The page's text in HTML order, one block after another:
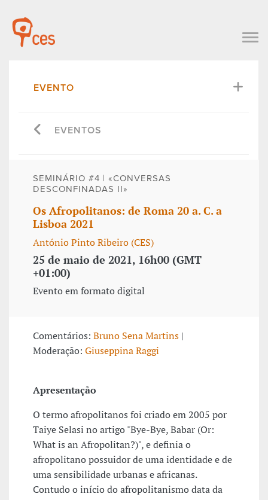
EVENTO
EVENTOS
SEMINÁRIO #4 | «CONVERSAS
DESCONFINADAS II»
Os Afropolitanos: de Roma 20 a. C. a
Lisboa 2021
António Pinto Ribeiro (CES)
25 de maio de 2021, 16h00 (GMT
+01:00)
Evento em formato digital
Comentários: Bruno Sena Martins |
Moderação: Giuseppina Raggi
Apresentação
O termo afropolitanos foi criado em 2005 por
Taiye Selasi no artigo "Bye-Bye, Babar (Or:
What is an Afropolitan?)", e definia o
afropolitano possuidor de uma identidade e de
uma sensibilidade urbanas e africanas.
Contudo o início do afropolitanismo data da